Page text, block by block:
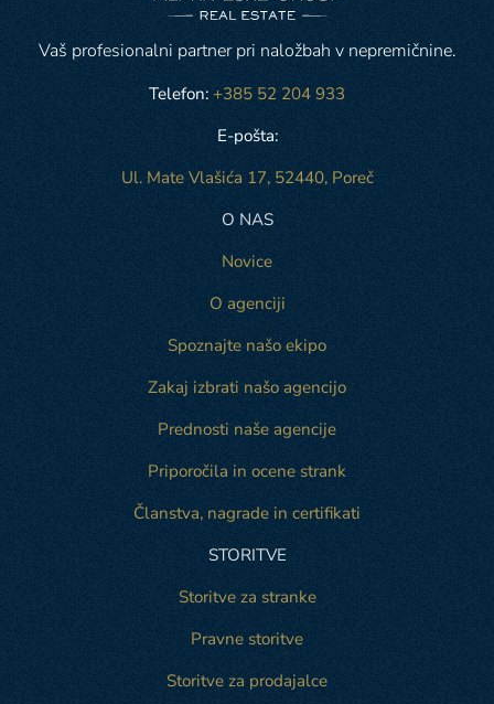
Vaš profesionalni partner pri naložbah v nepremičnine.
Telefon: +385 52 204 933
E-pošta:
Ul. Mate Vlašića 17, 52440, Poreč
O NAS
Novice
O agenciji
Spoznajte našo ekipo
Zakaj izbrati našo agencijo
Prednosti naše agencije
Priporočila in ocene strank
Članstva, nagrade in certifikati
STORITVE
Storitve za stranke
Pravne storitve
Storitve za prodajalce